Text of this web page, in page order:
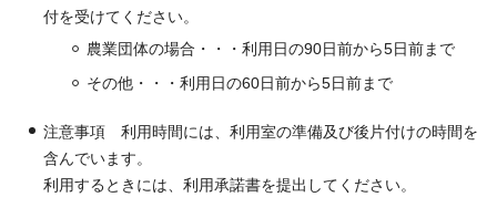
付を受けてください。
農業団体の場合・・・利用日の90日前から5日前まで
その他・・・利用日の60日前から5日前まで
注意事項 利用時間には、利用室の準備及び後片付けの時間を
含んでいます。
利用するときには、利用承諾書を提出してください。